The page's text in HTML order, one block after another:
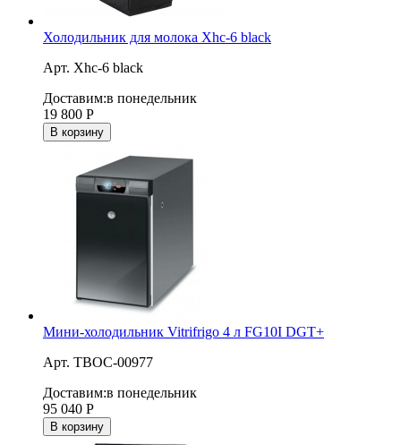
Холодильник для молока Xhc-6 black
Арт. Xhc-6 black
Доставим:в понедельник
19 800 Р
В корзину
Мини-холодильник Vitrifrigo 4 л FG10I DGT+
Арт. ТВОС-00977
Доставим:в понедельник
95 040 Р
В корзину